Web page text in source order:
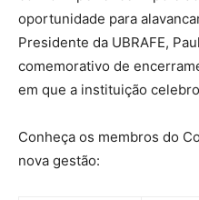
oportunidade para
Presidente da UBRAFE,
comemorativo de
em que a instituição
Conheça os membros do
nova gestão: